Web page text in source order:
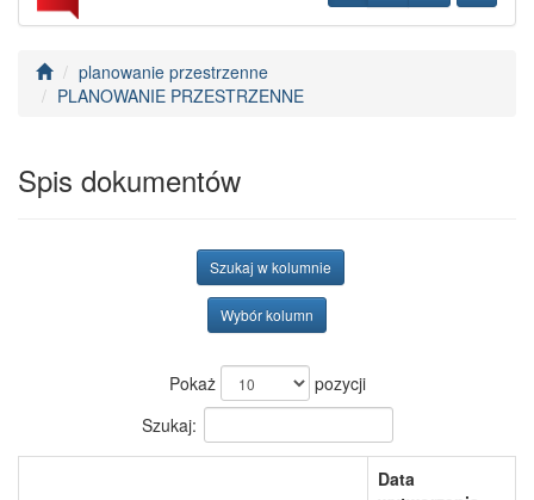
planowanie przestrzenne
PLANOWANIE PRZESTRZENNE
Spis dokumentów
Szukaj w kolumnie
Wybór kolumn
Pokaż
pozycji
Szukaj:
Data